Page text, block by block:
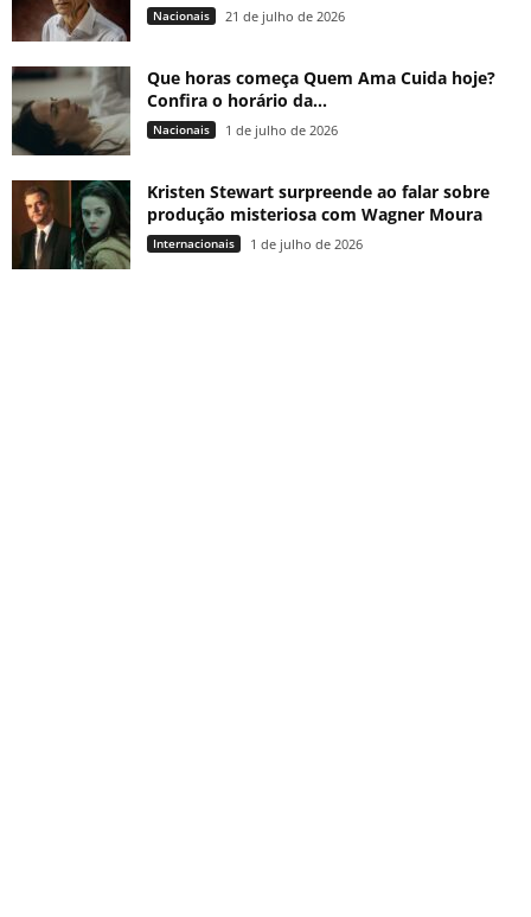
Nacionais 21 de julho de 2026
Que horas começa Quem Ama Cuida hoje?
Confira o horário da...
Nacionais 1 de julho de 2026
Kristen Stewart surpreende ao falar sobre
produção misteriosa com Wagner Moura
Internacionais 1 de julho de 2026